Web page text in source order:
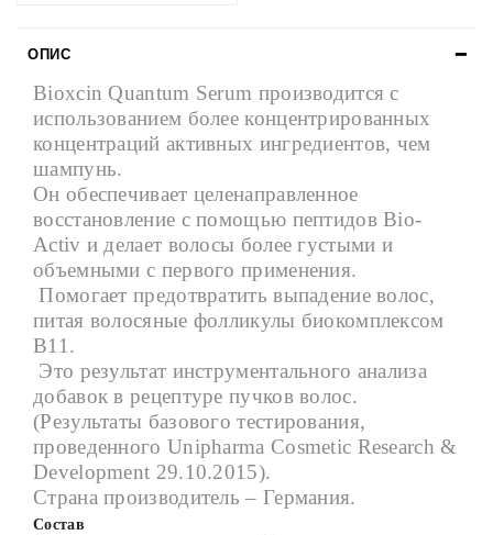
ОПИС
Bioxcin Quantum Serum производится с
использованием более концентрированных
концентраций активных ингредиентов, чем
шампунь.
Он обеспечивает целенаправленное
восстановление с помощью пептидов Bio-
Activ и делает волосы более густыми и
объемными с первого применения.
Помогает предотвратить выпадение волос,
питая волосяные фолликулы биокомплексом
B11.
Это результат инструментального анализа
добавок в рецептуре пучков волос.
(Результаты базового тестирования,
проведенного Unipharma Cosmetic Research &
Development 29.10.2015).
Страна производитель – Германия.
Состав